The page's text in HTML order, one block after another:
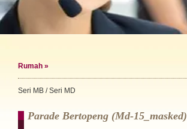
Rumah »
Seri MB / Seri MD
Parade Bertopeng (md-15_masked)